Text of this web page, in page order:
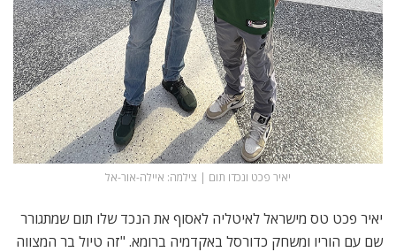
יאיר פכט ונכדו תום | צילמה: איילה-אור-אל
יאיר פכט טס מישראל לאיטליה לאסוף את הנכד שלו תום שמתגורר
שם עם הוריו ומשחק כדורסל באקדמיה ברומא. "זה טיול בר המצווה